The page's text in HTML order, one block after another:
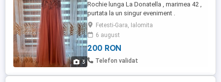
3
Rochie lunga La Donatella , marimea 42 ,
purtata la un singur eveniment .
Fetesti-Gara, Ialomita
6 august
200 RON
Telefon validat